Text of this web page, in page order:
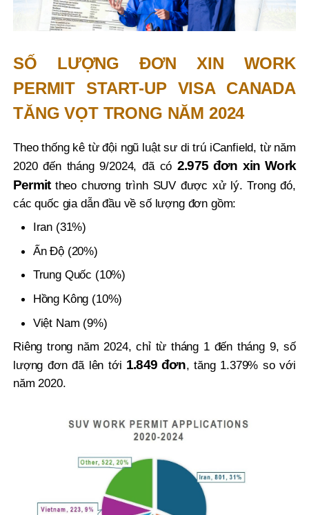
SỐ LƯỢNG ĐƠN XIN WORK
PERMIT START-UP VISA CANADA
TĂNG VỌT TRONG NĂM 2024
Theo thống kê từ đội ngũ luật sư di trú iCanfield, từ năm
2020 đến tháng 9/2024, đã có2.975 đơn xin Work
Permittheo chương trình SUV được xử lý. Trong đó,
các quốc gia dẫn đầu về số lượng đơn gồm:
Iran (31%)
Ấn Độ (20%)
Trung Quốc (10%)
Hồng Kông (10%)
Việt Nam (9%)
Riêng trong năm 2024, chỉ từ tháng 1 đến tháng 9, số
lượng đơn đã lên tới 1.849 đơn, tăng 1.379% so với
năm 2020.